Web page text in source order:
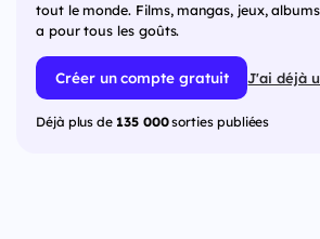
tout le monde. Films, mangas, jeux,
a pour tous les goûts.
Créer un compte gratuit J'ai déjà
Déjà plus de 135 000sorties publiées